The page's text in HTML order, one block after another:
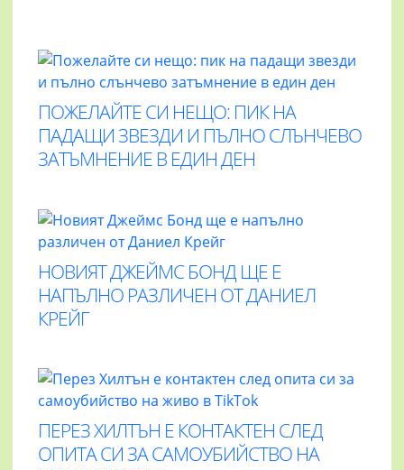
ПОЖЕЛАЙТЕ СИ НЕЩО: ПИК НА
ПАДАЩИ ЗВЕЗДИ И ПЪЛНО СЛЪНЧЕВО
ЗАТЪМНЕНИЕ В ЕДИН ДЕН
НОВИЯТ ДЖЕЙМС БОНД ЩЕ Е
НАПЪЛНО РАЗЛИЧЕН ОТ ДАНИЕЛ
КРЕЙГ
ПЕРЕЗ ХИЛТЪН Е КОНТАКТЕН СЛЕД
ОПИТА СИ ЗА САМОУБИЙСТВО НА